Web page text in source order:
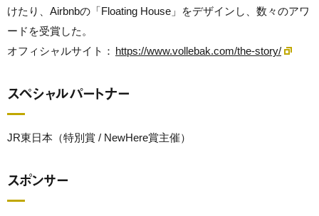
けたり、Airbnbの「Floating House」をデザインし、数々のアワ
ードを受賞した。
オフィシャルサイト： https://www.vollebak.com/the-story/
スペシャルパートナー
JR東日本（特別賞 / NewHere賞主催）
スポンサー